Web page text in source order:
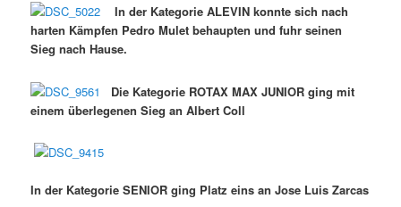
In der Kategorie ALEVIN konnte sich nach
harten Kämpfen Pedro Mulet behaupten und fuhr seinen
Sieg nach Hause.
Die Kategorie ROTAX MAX JUNIOR ging mit
einem überlegenen Sieg an Albert Coll
In der Kategorie SENIOR ging Platz eins an Jose Luis Zarcas